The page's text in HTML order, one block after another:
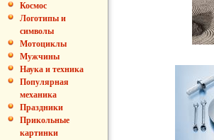
Космос
Логотипы и
символы
Мотоциклы
Мужчины
Наука и техника
Популярная
механика
Праздники
Прикольные
картинки